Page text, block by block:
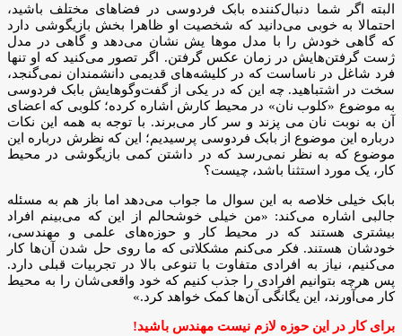
البته اگر شما دنبال‌کننده بابک فردوسی در فضاهای مختلف باشید،
احتمالا به خوبی می‌دانید که شخصیت او ظاهرا بخش بازیگوشی دارد
که گاهی خودش را با مدل موها یش نشان می‌دهد و گاهی در مدل
ژست گرفتن‌هایش در زمان عکس گرفتن. اگر تصور می‌کنید که او تنها
فرد شاغل در ناساست که در کلیشه‌های قدیمی دانشمندان نمی‌گنجد،
سخت در اشتباهید. چه این که در یکی از گفت‌وگوهایش‌ بابک فردوسی
به موضوع «کلوب نان» در محیط کارش اشاره کرده؛ کلوبی که اعضای
آن به نوبت نان می پزند و سر کار می‌برند. با توجه به همه‌ این نکات
درباره این موضوع از بابک فردوسی پرسیدیم؛ این که نظرش درباره این
موضوع که به نظر نمی‌رسد که در داشتن کمی بازیگوشی در محیط
کار، یک مورد استثنا باشد، چیست؟
بابک خیلی خلاصه به این سوال ما جواب می‌دهد اما باز هم به مسئله
جالبی اشاره می‌کند: «من خیلی خوشحالم از این که می‌بینم افراد
بیشتری هستند که در محیط کار و حوزه‌های علمی و مهندسی،
خودشان هستند. فکر می‌کنم مشکلاتی که ما روی حل شدن آن‌ها کار
می‌کنیم، نیاز به افرادی متفاوت با تنوعی بالا در تجربیات قبلی دارد.
پس هرچه بتوانیم افرادی را جذب کنیم که خود واقعی‌شان را به محیط
کار می‌آورند، این یگانگی آن‌ها کمک خواهد کرد.»
برای کار در این حوزه لازم نیست مهندس باشید!